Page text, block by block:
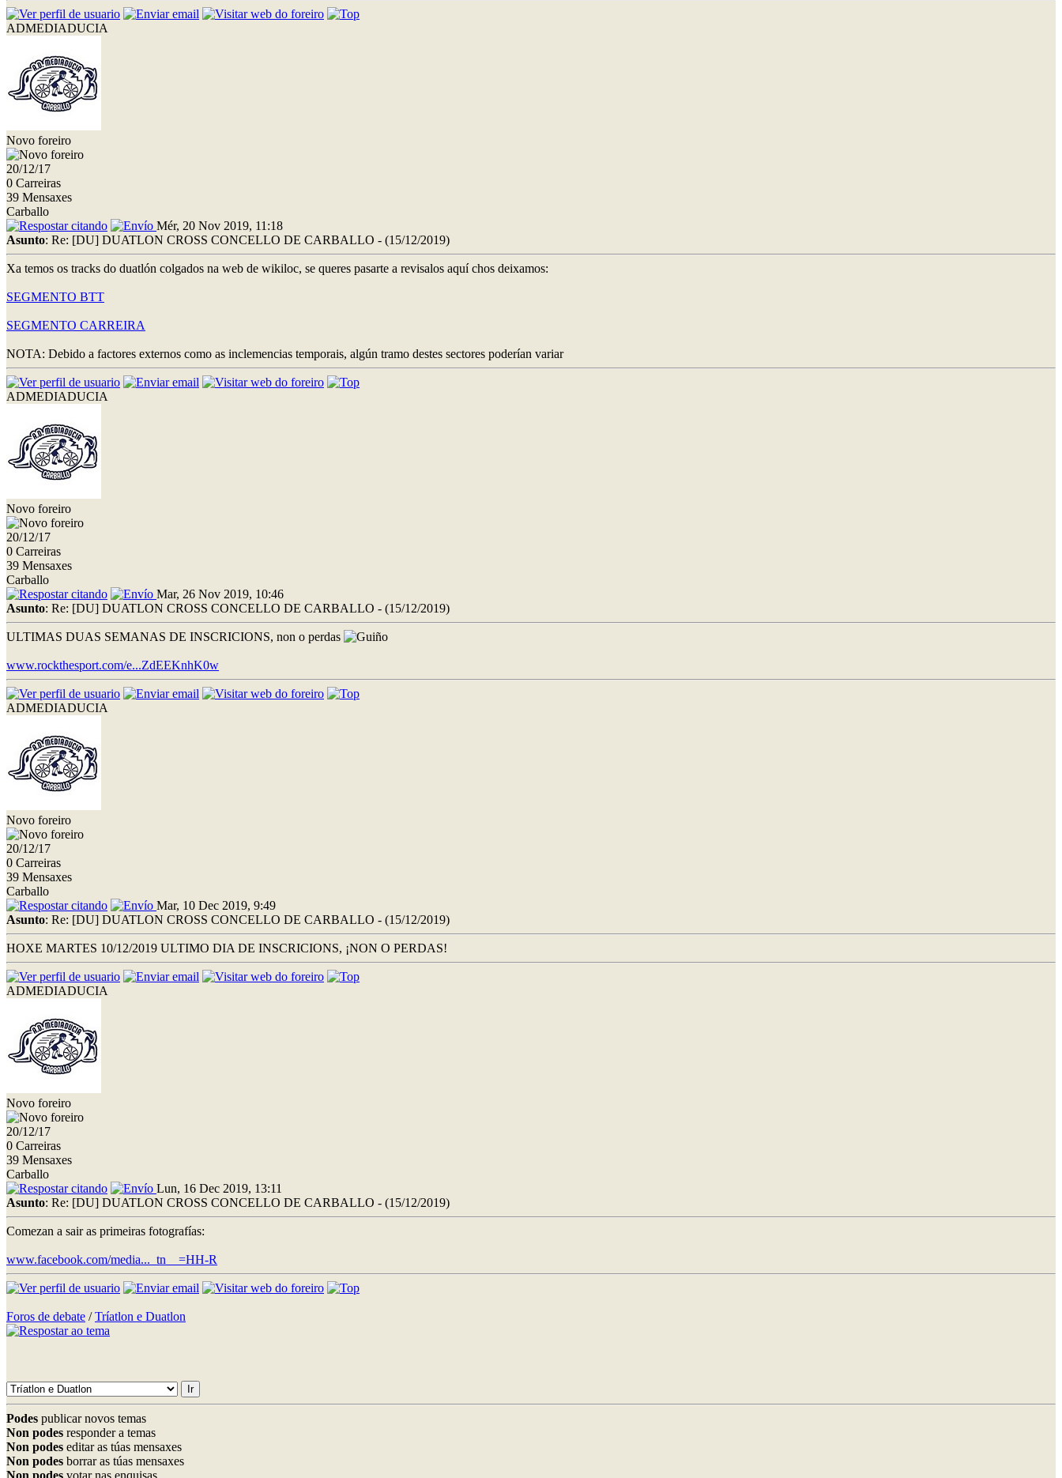
ADMEDIADUCIA
Novo foreiro
20/12/17
0 Carreiras
39 Mensaxes
Carballo
Mér, 20 Nov 2019, 11:18
Asunto: Re: [DU] DUATLON CROSS CONCELLO DE CARBALLO - (15/12/2019)
Xa temos os tracks do duatlón colgados na web de wikiloc, se queres pasarte a revisalos aquí chos deixamos:
SEGMENTO BTT
SEGMENTO CARREIRA
NOTA: Debido a factores externos como as inclemencias temporais, algún tramo destes sectores poderían variar
ADMEDIADUCIA
Novo foreiro
20/12/17
0 Carreiras
39 Mensaxes
Carballo
Mar, 26 Nov 2019, 10:46
Asunto: Re: [DU] DUATLON CROSS CONCELLO DE CARBALLO - (15/12/2019)
ULTIMAS DUAS SEMANAS DE INSCRICIONS, non o perdas
www.rockthesport.com/e...ZdEEKnhK0w
ADMEDIADUCIA
Novo foreiro
20/12/17
0 Carreiras
39 Mensaxes
Carballo
Mar, 10 Dec 2019, 9:49
Asunto: Re: [DU] DUATLON CROSS CONCELLO DE CARBALLO - (15/12/2019)
HOXE MARTES 10/12/2019 ULTIMO DIA DE INSCRICIONS, ¡NON O PERDAS!
ADMEDIADUCIA
Novo foreiro
20/12/17
0 Carreiras
39 Mensaxes
Carballo
Lun, 16 Dec 2019, 13:11
Asunto: Re: [DU] DUATLON CROSS CONCELLO DE CARBALLO - (15/12/2019)
Comezan a sair as primeiras fotografías:
www.facebook.com/media..._tn__=HH-R
Foros de debate /Tríatlon e Duatlon
Podes publicar novos temas
Non podes responder a temas
Non podes editar as túas mensaxes
Non podes borrar as túas mensaxes
Non podes votar nas enquisas